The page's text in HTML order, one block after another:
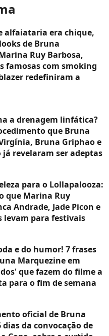
alfaiataria era chique,
de Bruna
Ruy Barbosa,
famosas com smoking
redefiniram a
a drenagem linfática?
que Bruna
Bruna Griphao e
já revelaram ser adeptas
para o Lollapalooza:
que Marina Ruy
Andrade, Jade Picon e
levam para festivais
e do humor! 7 frases
Marquezine em
que fazem do filme a
para o fim de semana
oficial de Bruna
da convocação de